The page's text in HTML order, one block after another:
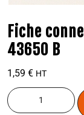
Fiche
43650 B
1,59 € HT